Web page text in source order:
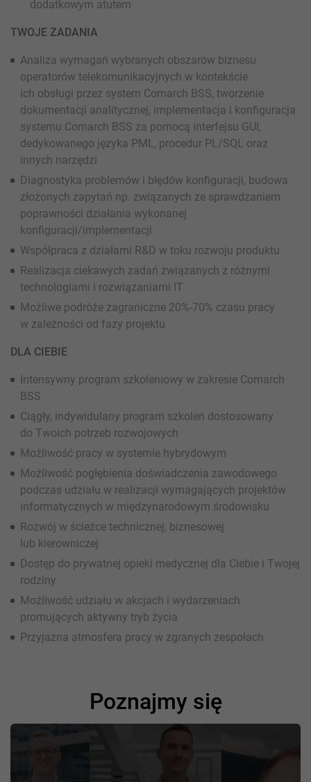
dodatkowym atutem
TWOJE ZADANIA
Analiza wymagań wybranych obszarów biznesu
operatorów telekomunikacyjnych w kontekście
ich obsługi przez system Comarch BSS, tworzenie
dokumentacji analitycznej, implementacja i konfiguracja
systemu Comarch BSS za pomocą interfejsu GUI,
dedykowanego języka PML, procedur PL/SQL oraz
innych narzędzi
Diagnostyka problemów i błędów konfiguracji, budowa
złożonych zapytań np. związanych ze sprawdzaniem
poprawności działania wykonanej
konfiguracji/implementacji
Współpraca z działami R&D w toku rozwoju produktu
Realizacja ciekawych zadań związanych z różnymi
technologiami i rozwiązaniami IT
Możliwe podróże zagraniczne 20%-70% czasu pracy
w zależności od fazy projektu
DLA CIEBIE
Intensywny program szkoleniowy w zakresie Comarch
BSS
Ciągły, indywidulany program szkoleń dostosowany
do Twoich potrzeb rozwojowych
Możliwość pracy w systemie hybrydowym
Możliwość pogłębienia doświadczenia zawodowego
podczas udziału w realizacji wymagających projektów
informatycznych w międzynarodowym środowisku
Rozwój w ścieżce technicznej, biznesowej
lub kierowniczej
Dostęp do prywatnej opieki medycznej dla Ciebie i Twojej
rodziny
Możliwość udziału w akcjach i wydarzeniach
promujących aktywny tryb życia
Przyjazna atmosfera pracy w zgranych zespołach
Poznajmy się